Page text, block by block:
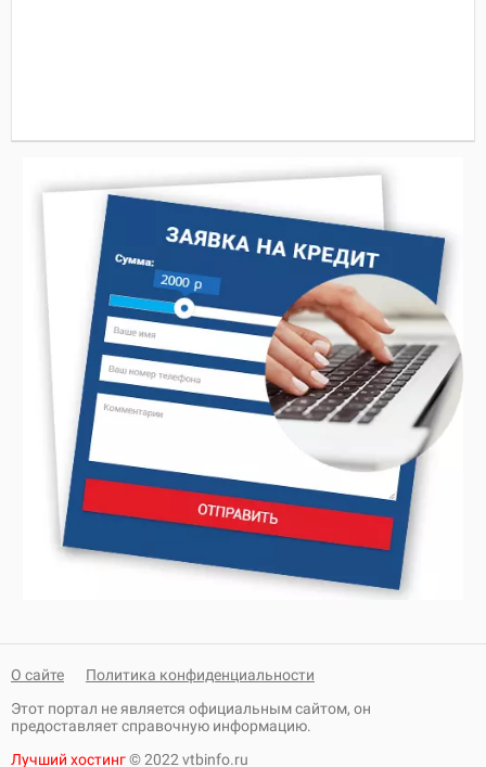
О сайте
Политика конфиденциальности
Этот портал не является официальным сайтом, он
предоставляет справочную информацию.
Лучший хостинг© 2022 vtbinfo.ru